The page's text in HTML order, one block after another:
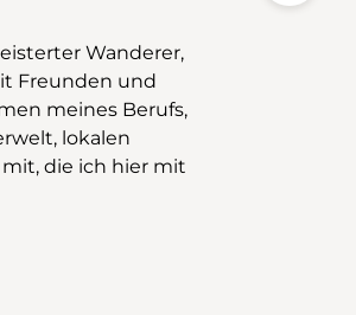
Wanderer,
Freunden und
meines Berufs,
lokalen
die ich hier mit